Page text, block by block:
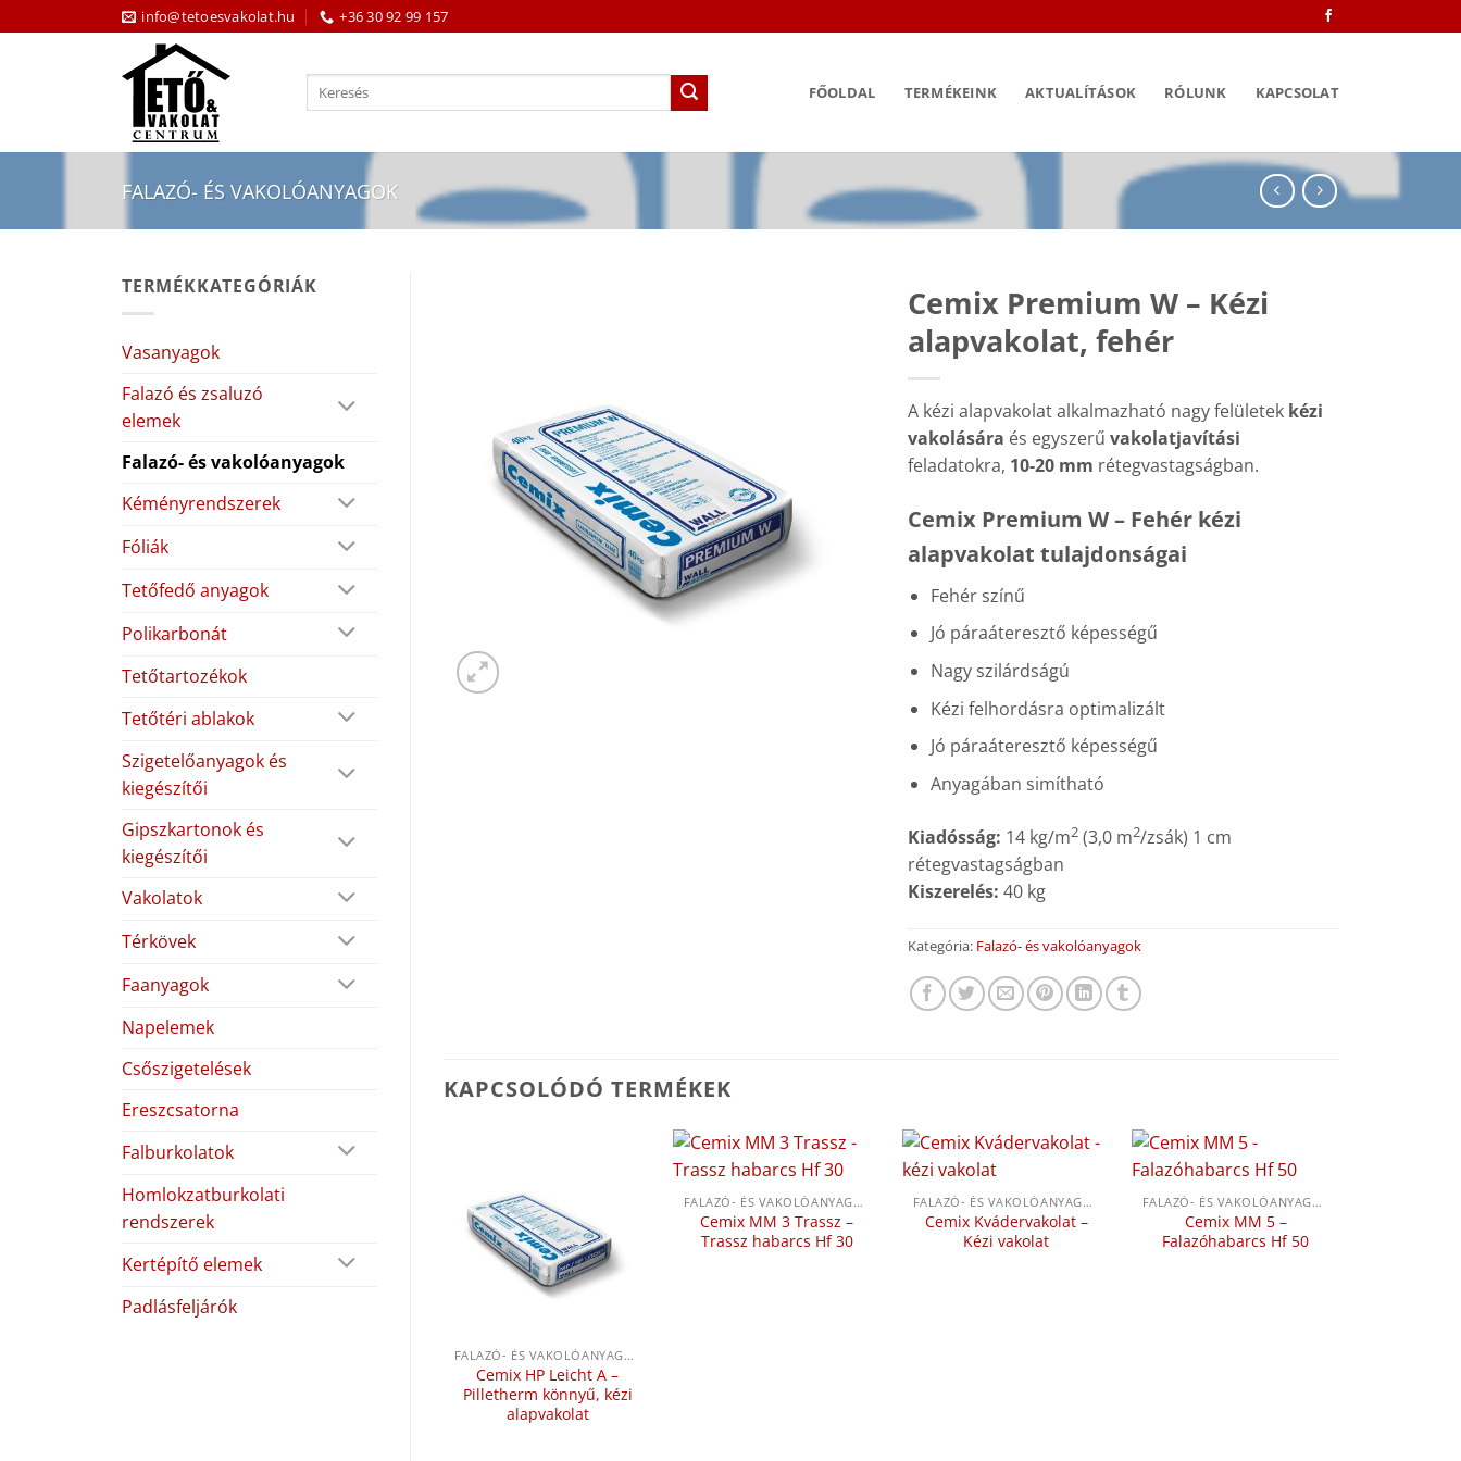
to
info@tetoesvakolat.hu +36 30 92 99 157
Keresés
FŐOLDAL TERMÉKEINK AKTUALÍTÁSOK RÓLUNK KAPCSOLAT
FALAZÓ- ÉS VAKOLÓANYAGOK
TERMÉKKATEGÓRIÁK
Vasanyagok
Falazó és zsaluzó
elemek
Falazó- és vakolóanyagok
Kéményrendszerek
Fóliák
Tetőfedő anyagok
Polikarbonát
Tetőtartozékok
Tetőtéri ablakok
Szigetelőanyagok és
kiegészítői
Gipszkartonok és
kiegészítői
Vakolatok
Térkövek
Faanyagok
Napelemek
Csőszigetelések
Ereszcsatorna
Falburkolatok
Homlokzatburkolati
rendszerek
Kertépítő elemek
Padlásfeljárók
Cemix Premium W – Kézi
alapvakolat, fehér
A kézi alapvakolat alkalmazható nagy felületek kézi
vakolására és egyszerű vakolatjavítási
feladatokra, 10-20 mm rétegvastagságban.
Cemix Premium W – Fehér kézi
alapvakolat tulajdonságai
Fehér színű
Jó páraáteresztő képességű
Nagy szilárdságú
Kézi felhordásra optimalizált
Jó páraáteresztő képességű
Anyagában simítható
Kiadósság: 14 kg/m2 (3,0 m2/zsák) 1 cm
rétegvastagságban
Kiszerelés: 40 kg
Kategória: Falazó- és vakolóanyagok
KAPCSOLÓDÓ TERMÉKEK
FALAZÓ- ÉS VAKOLÓANYAGOK
Cemix HP Leicht A –
Pilletherm könnyű, kézi
alapvakolat
FALAZÓ- ÉS VAKOLÓANYAGOK
Cemix MM 3 Trassz –
Trassz habarcs Hf 30
FALAZÓ- ÉS VAKOLÓANYAGOK
Cemix Kvádervakolat –
Kézi vakolat
FALAZÓ- ÉS VAKOLÓANYAGOK
Cemix MM 5 –
Falazóhabarcs Hf 50